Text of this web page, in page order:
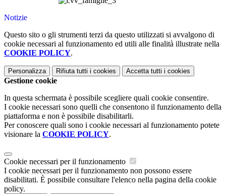
Notizie
Questo sito o gli strumenti terzi da questo utilizzati si avvalgono di
cookie necessari al funzionamento ed utili alle finalità illustrate nella
COOKIE POLICY.
Personalizza Rifiuta tutti i cookies Accetta tutti i cookies
Gestione cookie
In questa schermata è possibile scegliere quali cookie consentire.
I cookie necessari sono quelli che consentono il funzionamento della
piattaforma e non è possibile disabilitarli.
Per conoscere quali sono i cookie necessari al funzionamento potete
visionare la COOKIE POLICY.
Cookie necessari per il funzionamento
I cookie necessari per il funzionamento non possono essere
disabilitati. È possibile consultare l'elenco nella pagina della cookie
policy.